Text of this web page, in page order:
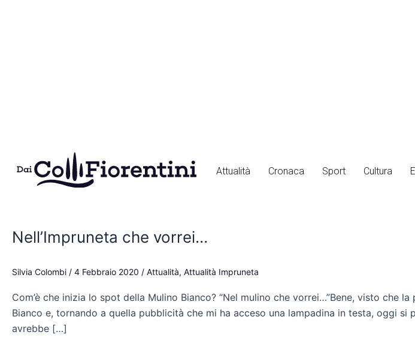
Attualità Cronaca Sport Cultura
Nell’Impruneta che vorrei…
Silvia Colombi / 4 Febbraio 2020 / Attualità, Attualità Impruneta
Com’è che inizia lo spot della Mulino Bianco? “Nel mulino che vorrei…”Bene, visto che
Bianco e, tornando a quella pubblicità che mi ha acceso una lampadina in testa, oggi
avrebbe […]
vorrei…